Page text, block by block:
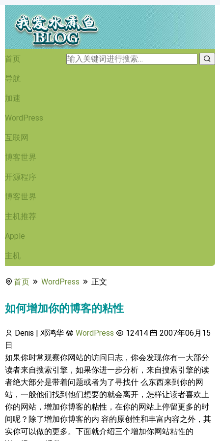
首页
导航
加速
WordPress
互联网
博客世界
开源程序
博客世界
主机推荐
Apple
主机
首页 WordPress 正文
如何增加你的博客的粘性
Denis | 邓鸿华 WordPress 12414
2007年06月15
日
如果你时常观察你网站的访问日志，你会发现你有一大部分
读者来自搜索引擎，如果你进一步分析，来自搜索引擎的读
者绝大部分是带着问题或者为了寻找什 么东西来到你的网
站，一般他们找到他们想要的就会离开，怎样让读者喜欢上
你的网站，增加你博客的粘性，在你的网站上停留更多的时
间呢？除了增加你博客的内 容的原创性和丰富内容之外，其
实你可以做的更多。下面就介绍三个增加你网站粘性的